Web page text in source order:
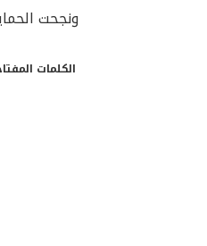
ونجحت
الكلمات